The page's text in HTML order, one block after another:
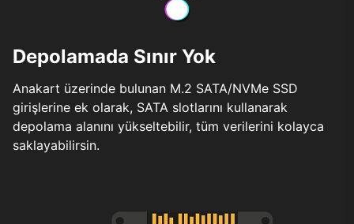
Depolamada Sınır Yok
Anakart üzerinde bulunan M.2 SATA/NVMe SSD
girişlerine ek olarak, SATA slotlarını kullanarak
depolama alanını yükseltebilir, tüm verilerini kolayca
saklayabilirsin.